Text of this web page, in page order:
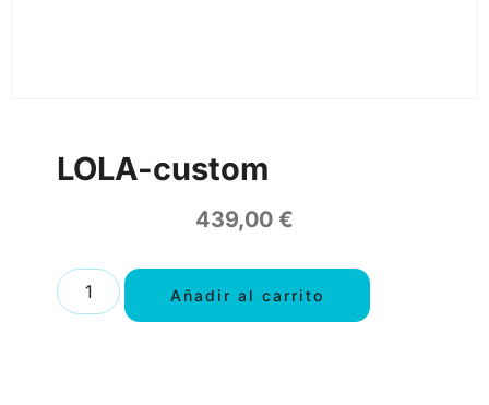
LOLA-custom
439,00 €
Añadir al carrito